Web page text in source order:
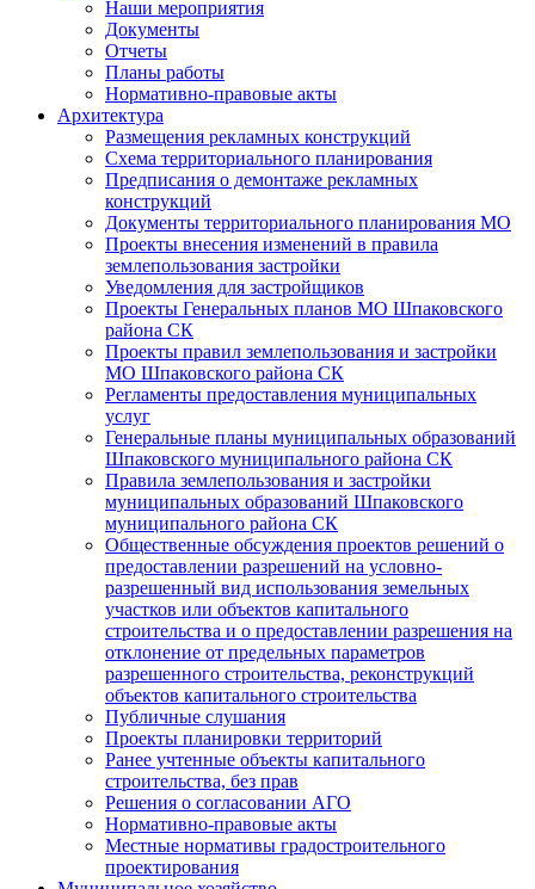
Наши мероприятия
Документы
Отчеты
Планы работы
Нормативно-правовые акты
Архитектура
Размещения рекламных конструкций
Схема территориального планирования
Предписания о демонтаже рекламных
конструкций
Документы территориального планирования МО
Проекты внесения изменений в правила
землепользования застройки
Уведомления для застройщиков
Проекты Генеральных планов МО Шпаковского
района СК
Проекты правил землепользования и застройки
МО Шпаковского района СК
Регламенты предоставления муниципальных
услуг
Генеральные планы муниципальных образований
Шпаковского муниципального района СК
Правила землепользования и застройки
муниципальных образований Шпаковского
муниципального района СК
Общественные обсуждения проектов решений о
предоставлении разрешений на условно-
разрешенный вид использования земельных
участков или объектов капитального
строительства и о предоставлении разрешения на
отклонение от предельных параметров
разрешенного строительства, реконструкций
объектов капитального строительства
Публичные слушания
Проекты планировки территорий
Ранее учтенные объекты капитального
строительства, без прав
Решения о согласовании АГО
Нормативно-правовые акты
Местные нормативы градостроительного
проектирования